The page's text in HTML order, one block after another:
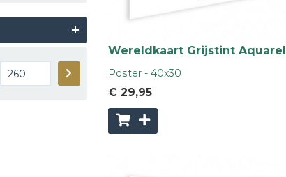
Maximale
prijs
Wereldkaart Grijstint Aquarel
Poster - 40x30
€ 29,95